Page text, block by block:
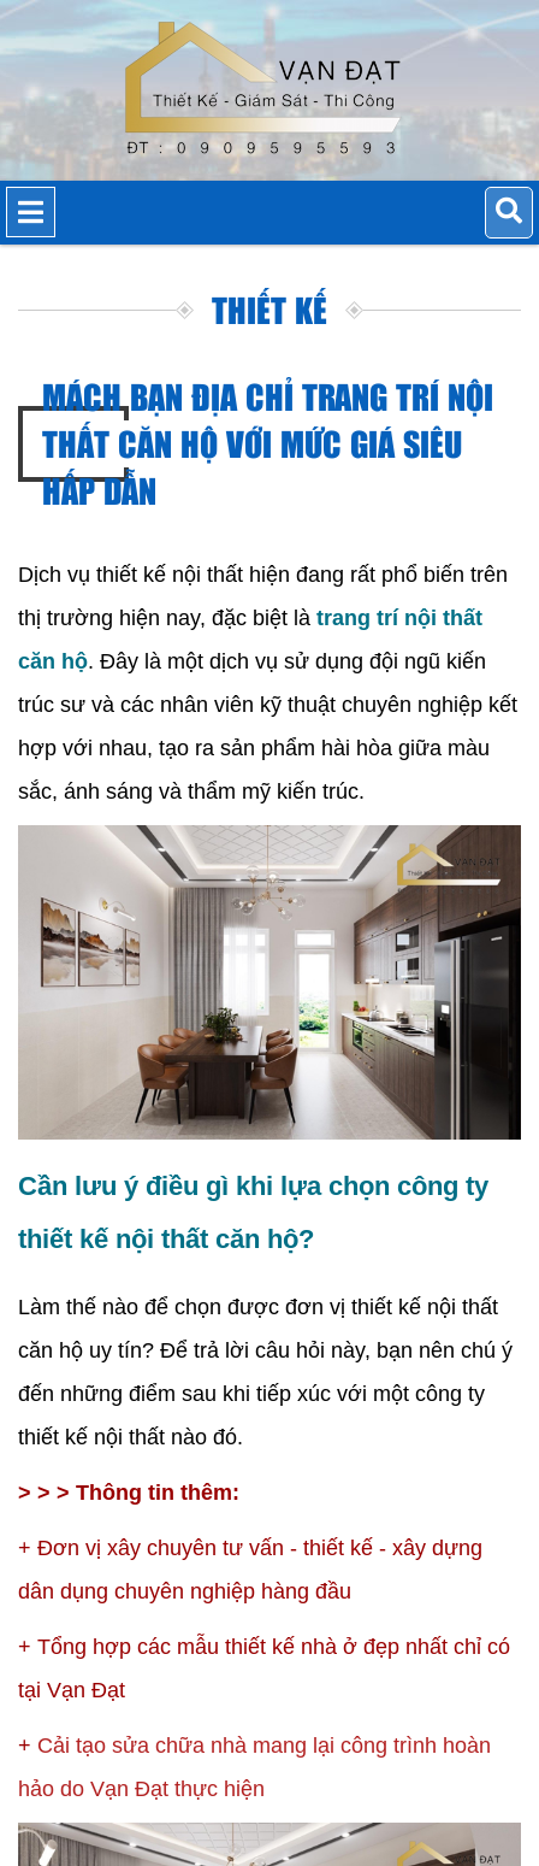
THIẾT KẾ
MÁCH BẠN ĐỊA CHỈ TRANG TRÍ NỘI
THẤT CĂN HỘ VỚI MỨC GIÁ SIÊU
HẤP DẪN
Dịch vụ thiết kế nội thất hiện đang rất phổ biến trên
thị trường hiện nay, đặc biệt là trang trí nội thất
căn hộ. Đây là một dịch vụ sử dụng đội ngũ kiến
trúc sư và các nhân viên kỹ thuật chuyên nghiệp kết
hợp với nhau, tạo ra sản phẩm hài hòa giữa màu
sắc, ánh sáng và thẩm mỹ kiến trúc.
Cần lưu ý điều gì khi lựa chọn công ty
thiết kế nội thất căn hộ?
Làm thế nào để chọn được đơn vị thiết kế nội thất
căn hộ uy tín? Để trả lời câu hỏi này, bạn nên chú ý
đến những điểm sau khi tiếp xúc với một công ty
thiết kế nội thất nào đó.
> > > Thông tin thêm:
+ Đơn vị xây chuyên tư vấn - thiết kế - xây dựng
dân dụng chuyên nghiệp hàng đầu
+ Tổng hợp các mẫu thiết kế nhà ở đẹp nhất chỉ có
tại Vạn Đạt
+ Cải tạo sửa chữa nhà mang lại công trình hoàn
hảo do Vạn Đạt thực hiện